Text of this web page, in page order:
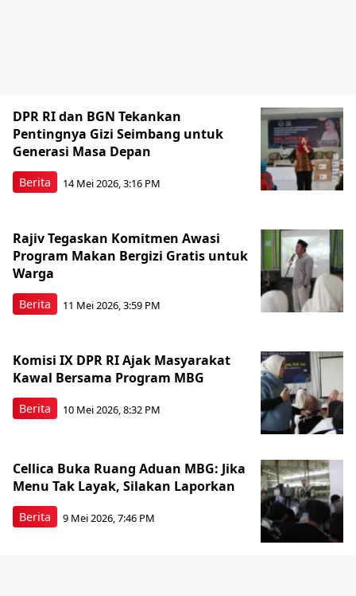
Berita
DPR RI dan BGN Tekankan
Pentingnya Gizi Seimbang untuk
Generasi Masa Depan
14 Mei 2026, 3:16 PM
Berita
Rajiv Tegaskan Komitmen Awasi
Program Makan Bergizi Gratis untuk
Warga
11 Mei 2026, 3:59 PM
Berita
Komisi IX DPR RI Ajak Masyarakat
Kawal Bersama Program MBG
10 Mei 2026, 8:32 PM
Berita
Cellica Buka Ruang Aduan MBG: Jika
Menu Tak Layak, Silakan Laporkan
9 Mei 2026, 7:46 PM